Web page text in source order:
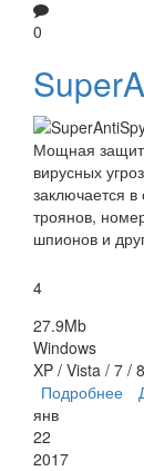
0
Мощная
вирусных
заключается
троянов,
шпионов и
4
27.9Mb
Windows
XP / Vista / 7 /
Подробнее
янв
22
2017